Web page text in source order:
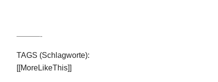
———-
TAGS (Schlagworte):
[[MoreLikeThis]]